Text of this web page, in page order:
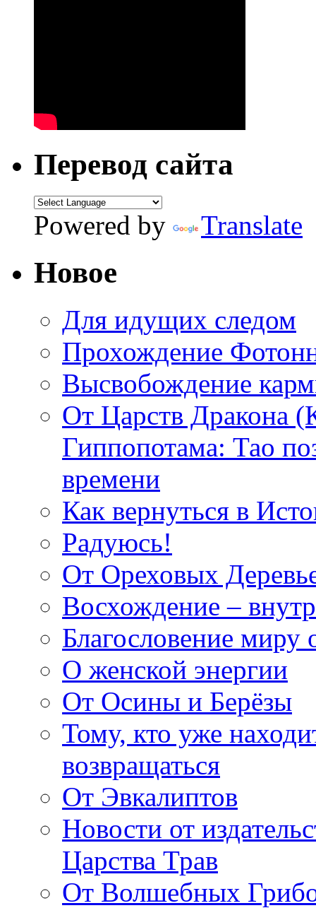
Перевод сайта
Powered by Translate
Новое
Для идущих следом
Прохождение
Высвобождение
От Царств Дракона
Гиппопотама: Тао
времени
Как вернуться в
Радуюсь!
От Ореховых
Восхождение –
Благословение миру
О женской энергии
От Осины и Берёзы
Тому, кто уже
возвращаться
От Эвкалиптов
Новости от
Царства Трав
От Волшебных